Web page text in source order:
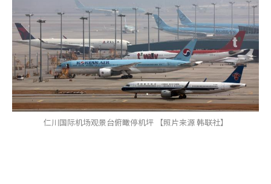
仁川国际机场观景台俯瞰停机坪 【照片来源 韩联社】